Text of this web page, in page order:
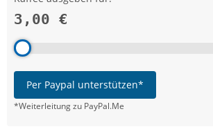
3,00 €
Per Paypal unterstützen*
*Weiterleitung zu PayPal.Me